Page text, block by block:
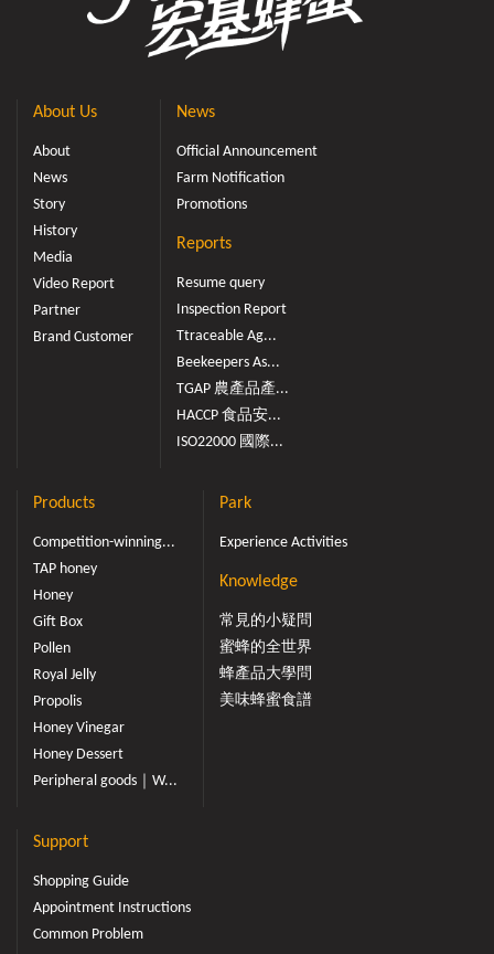
About Us
About
News
Story
History
Media
Video Report
Partner
Brand Customer
News
Official Announcement
Farm Notification
Promotions
Reports
Resume query
Inspection Report
Ttraceable Ag...
Beekeepers As...
TGAP 農產品產...
HACCP 食品安...
ISO22000 國際...
Products
Competition-winning...
TAP honey
Honey
Gift Box
Pollen
Royal Jelly
Propolis
Honey Vinegar
Honey Dessert
Peripheral goods｜W...
Park
Experience Activities
Knowledge
常見的小疑問
蜜蜂的全世界
蜂產品大學問
美味蜂蜜食譜
Support
Shopping Guide
Appointment Instructions
Common Problem